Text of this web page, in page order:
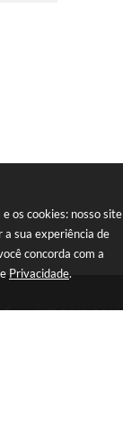
os cookies: nosso site
a sua experiência de
concorda com a
e Privacidade.
(37) 3249-9500